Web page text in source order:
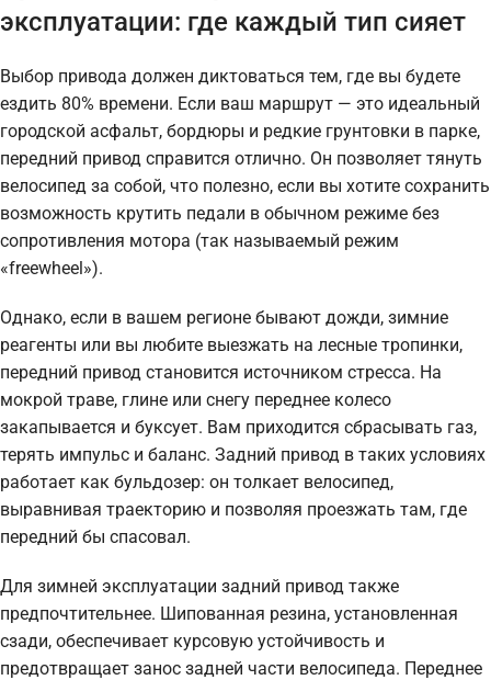
эксплуатации: где каждый тип сияет
Выбор привода должен диктоваться тем, где вы будете
ездить 80% времени. Если ваш маршрут — это идеальный
городской асфальт, бордюры и редкие грунтовки в парке,
передний привод справится отлично. Он позволяет тянуть
велосипед за собой, что полезно, если вы хотите сохранить
возможность крутить педали в обычном режиме без
сопротивления мотора (так называемый режим
«freewheel»).
Однако, если в вашем регионе бывают дожди, зимние
реагенты или вы любите выезжать на лесные тропинки,
передний привод становится источником стресса. На
мокрой траве, глине или снегу переднее колесо
закапывается и буксует. Вам приходится сбрасывать газ,
терять импульс и баланс. Задний привод в таких условиях
работает как бульдозер: он толкает велосипед,
выравнивая траекторию и позволяя проезжать там, где
передний бы спасовал.
Для зимней эксплуатации задний привод также
предпочтительнее. Шипованная резина, установленная
сзади, обеспечивает курсовую устойчивость и
предотвращает занос задней части велосипеда. Переднее